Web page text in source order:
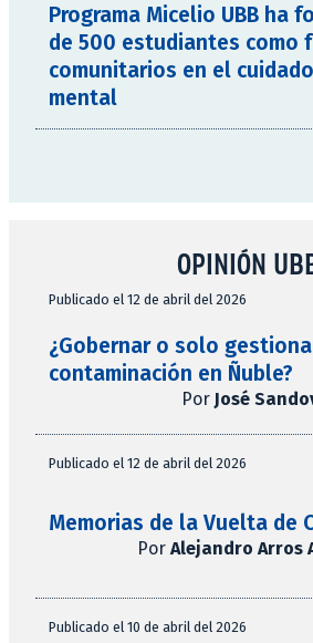
Programa Micelio UBB ha
de 500 estudiantes como
comunitarios en el
mental
OPINIÓN
Publicado el 12 de abril del 2026
¿Gobernar o solo
contaminación en Ñuble?
Por José
Publicado el 12 de abril del 2026
Memorias de la Vuelta de
Por Alejandro Arros
Publicado el 10 de abril del 2026